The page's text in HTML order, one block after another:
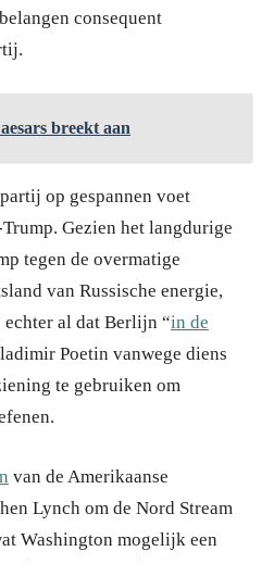
consequent
breekt aan
op gespannen voet
Gezien het langdurige
tegen de overmatige
van Russische energie,
al dat Berlijn “in de
Poetin vanwege diens
te gebruiken om
van de Amerikaanse
Lynch om de Nord Stream
Washington mogelijk een